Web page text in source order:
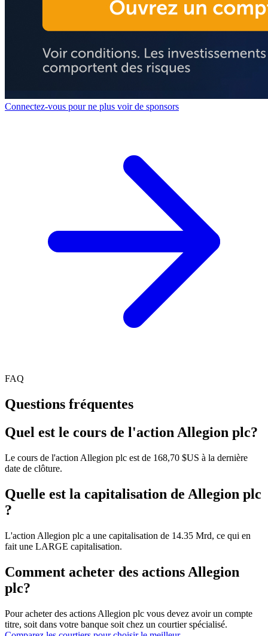
Connectez-vous pour ne plus voir de sponsors
FAQ
Questions fréquentes
Quel est le cours de l'action Allegion plc?
Le cours de l'action Allegion plc est de 168,70 $US à la dernière
date de clôture.
Quelle est la capitalisation de Allegion plc
?
L'action Allegion plc a une capitalisation de 14.35 Mrd, ce qui en
fait une LARGE capitalisation.
Comment acheter des actions Allegion
plc?
Pour acheter des actions Allegion plc vous devez avoir un compte
titre, soit dans votre banque soit chez un courtier spécialisé.